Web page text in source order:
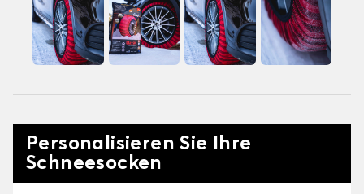
Personalisieren Sie Ihre
Schneesocken